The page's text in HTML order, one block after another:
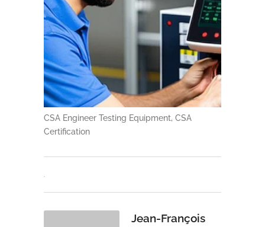
CSA Engineer Testing Equipment, CSA
Certification
Jean-François